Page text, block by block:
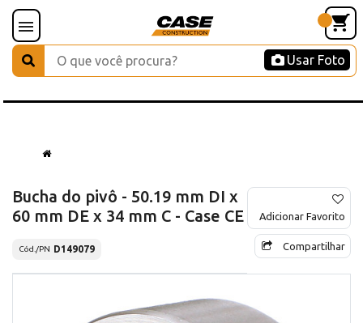
Usar Foto
Bucha do pivô - 50.19 mm DI x
60 mm DE x 34 mm C - Case CE
Cód./PN D149079
Adicionar Favorito
Compartilhar